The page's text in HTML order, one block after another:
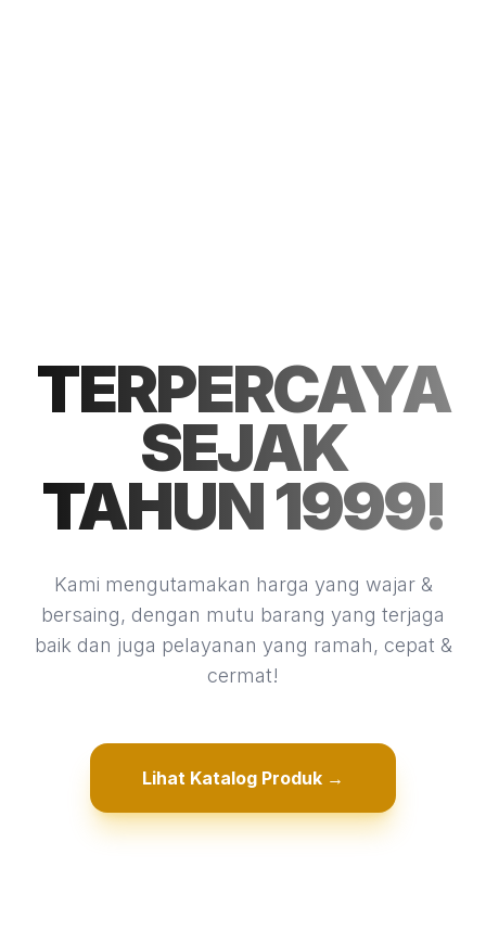
TERPERCAYA
SEJAK
TAHUN 1999!
Kami mengutamakan harga yang wajar &
bersaing, dengan mutu barang yang terjaga
baik dan juga pelayanan yang ramah, cepat &
cermat!
Lihat Katalog Produk →